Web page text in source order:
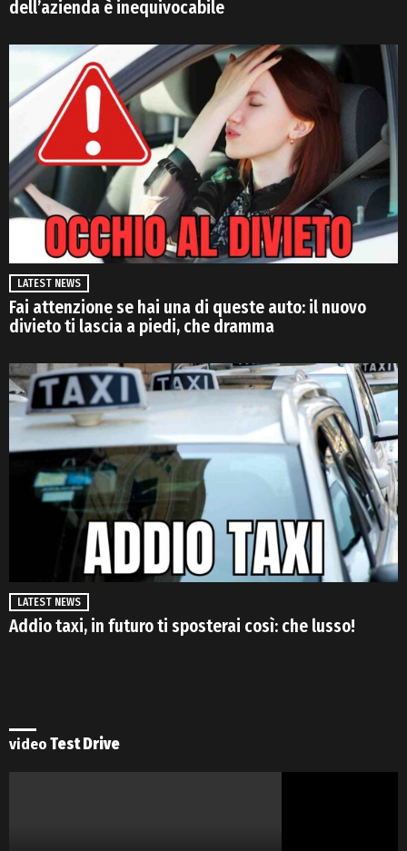
dell’azienda è inequivocabile
LATEST NEWS
Fai attenzione se hai una di queste auto: il nuovo
divieto ti lascia a piedi, che dramma
LATEST NEWS
Addio taxi, in futuro ti sposterai così: che lusso!
videoTest Drive